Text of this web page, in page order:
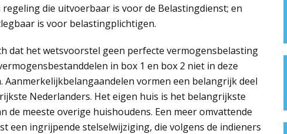
die uitvoerbaar is voor de Belastingdienst; en
is voor belastingplichtigen.
dat het wetsvoorstel geen perfecte vermogensbelasting
in box 1 en box 2 niet in deze
vormen een belangrijk deel
Nederlanders. Het eigen huis is het belangrijkste
de meeste overige huishoudens. Een meer omvattende
een ingrijpende stelselwijziging, die volgens de indieners